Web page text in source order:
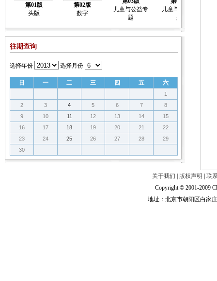
第01版
头版
第02版
数字
儿童与公益专
题
儿童与公益专
题
往期查询
选择年份 选择月份
日 一 二 三 四 五 六
1
2
3 4 5 6 7
8
9
10 11 12 13 14
15
16
17 18 19 20 21
22
23
24 25 26 27 28
29
30
关于我们 版权声明
联
Copyright © 2001-2009
地址：北京市朝阳区白家